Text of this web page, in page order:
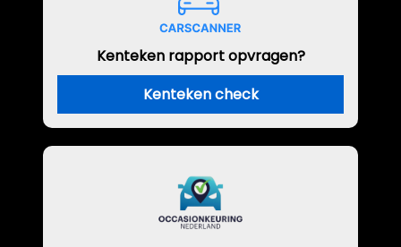
Kenteken rapport opvragen?
Kenteken check